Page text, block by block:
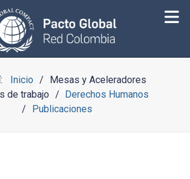
Inicio
Mesas y Aceleradores
de trabajo
Derechos Humanos
Publicaciones